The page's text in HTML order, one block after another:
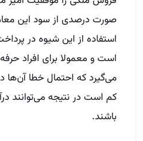
صورت درصدی از سود این
استفاده از این شیوه در
است و معمولا برای افراد
می‌گیرد که احتمال خطا آن‌ها
کم است در نتیجه می‌توانند
باشند.